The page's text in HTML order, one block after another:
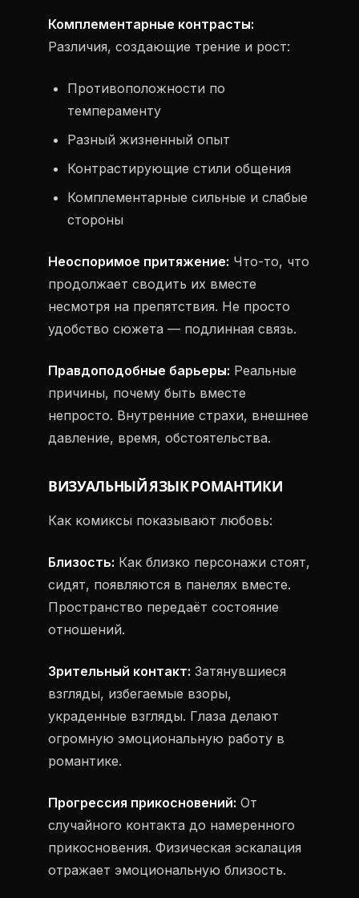
Комплементарные контрасты:
Различия, создающие трение и рост:
Противоположности по
темпераменту
Разный жизненный опыт
Контрастирующие стили общения
Комплементарные сильные и слабые
стороны
Неоспоримое притяжение: Что-то, что
продолжает сводить их вместе
несмотря на препятствия. Не просто
удобство сюжета — подлинная связь.
Правдоподобные барьеры: Реальные
причины, почему быть вместе
непросто. Внутренние страхи, внешнее
давление, время, обстоятельства.
ВИЗУАЛЬНЫЙ ЯЗЫК РОМАНТИКИ
Как комиксы показывают любовь:
Близость: Как близко персонажи стоят,
сидят, появляются в панелях вместе.
Пространство передаёт состояние
отношений.
Зрительный контакт: Затянувшиеся
взгляды, избегаемые взоры,
украденные взгляды. Глаза делают
огромную эмоциональную работу в
романтике.
Прогрессия прикосновений: От
случайного контакта до намеренного
прикосновения. Физическая эскалация
отражает эмоциональную близость.